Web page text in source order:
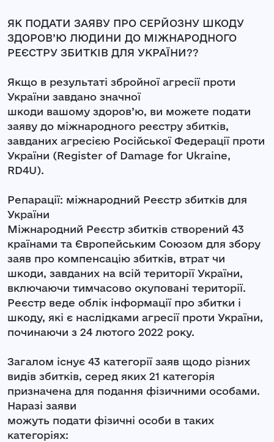
ЯК ПОДАТИ ЗАЯВУ ПРО СЕРЙОЗНУ ШКОДУ
ЗДОРОВ’Ю ЛЮДИНИ ДО МІЖНАРОДНОГО
РЕЄСТРУ ЗБИТКІВ ДЛЯ УКРАЇНИ??
Якщо в результаті збройної агресії проти
України завдано значної
шкоди вашому здоров’ю, ви можете подати
заяву до міжнародного реєстру збитків,
завданих агресією Російської Федерації проти
України (Register of Damage for Ukraine,
RD4U).
Репарації: міжнародний Реєстр збитків для
України
Міжнародний Реєстр збитків створений 43
країнами та Європейським Союзом для збору
заяв про компенсацію збитків, втрат чи
шкоди, завданих на всій території України,
включаючи тимчасово окуповані території.
Реєстр веде облік інформації про збитки і
шкоду, які є наслідками агресії проти України,
починаючи з 24 лютого 2022 року.
Загалом існує 43 категорії заяв щодо різних
видів збитків, серед яких 21 категорія
призначена для подання фізичними особами.
Наразі заяви
можуть подати фізичні особи в таких
категоріях: